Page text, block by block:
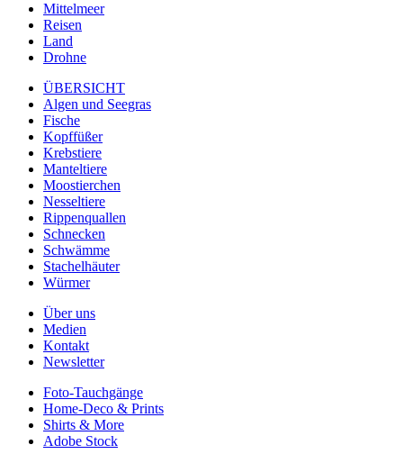
Mittelmeer
Reisen
Land
Drohne
ÜBERSICHT
Algen und Seegras
Fische
Kopffüßer
Krebstiere
Manteltiere
Moostierchen
Nesseltiere
Rippenquallen
Schnecken
Schwämme
Stachelhäuter
Würmer
Über uns
Medien
Kontakt
Newsletter
Foto-Tauchgänge
Home-Deco & Prints
Shirts & More
Adobe Stock